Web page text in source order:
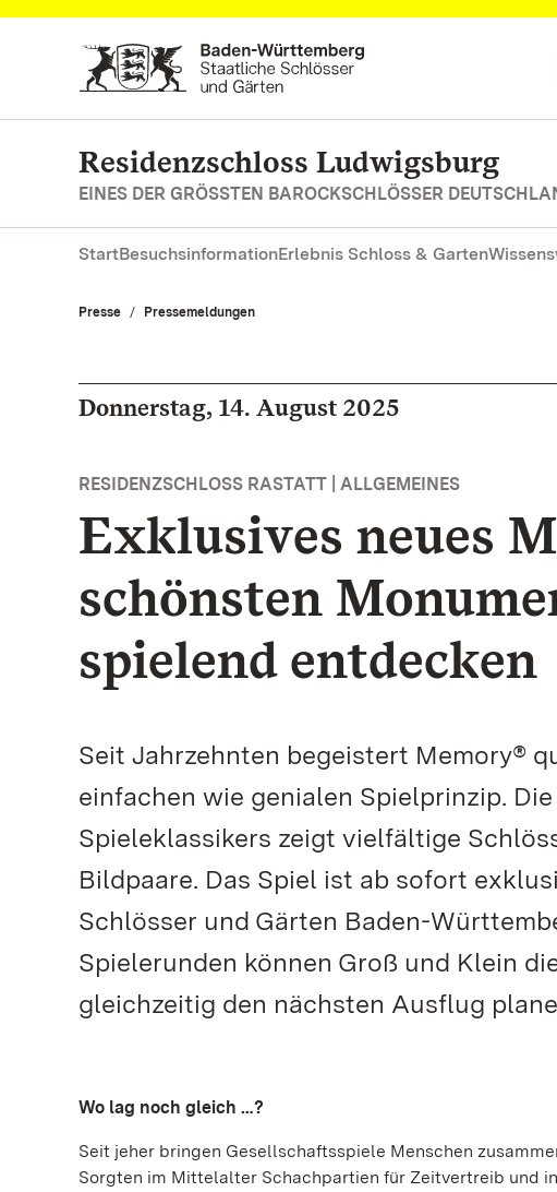
Zum Hauptinhalt springen
Residenzschloss Ludwigsburg
EINES DER GRÖSSTEN BAROCKSCHLÖSSER
StartBesuchsinformationErlebnis Schloss & Garten
Presse Pressemeldungen
Donnerstag, 14. August 2025
RESIDENZSCHLOSS RASTATT | ALLGEMEINES
Exklusives neues
schönsten
spielend entdecken
Seit Jahrzehnten begeistert Memory®
einfachen wie genialen Spielprinzip.
Spieleklassikers zeigt vielfältige
Bildpaare. Das Spiel ist ab sofort
Schlösser und Gärten Baden-
Spielerunden können Groß und Klein
gleichzeitig den nächsten Ausflug
Wo lag noch gleich …?
Seit jeher bringen Gesellschaftsspiele Menschen
Sorgten im Mittelalter Schachpartien für Zeitvertreib und